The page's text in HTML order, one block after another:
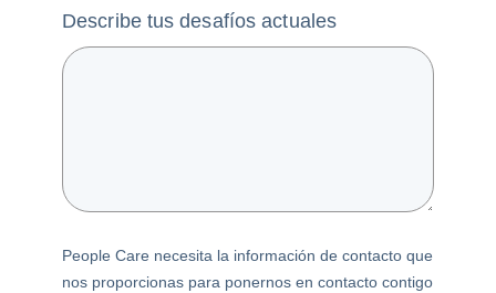
Describe tus desafíos actuales
People Care necesita la información de contacto que
nos proporcionas para ponernos en contacto contigo